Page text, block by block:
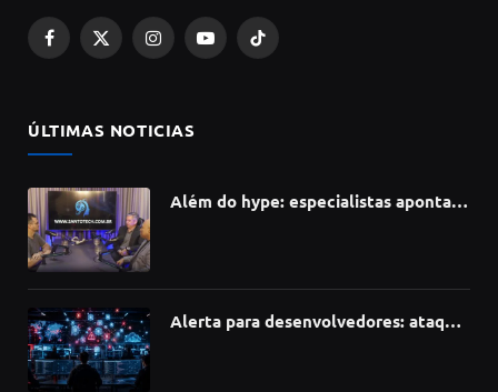
Facebook
X
InstagramYouTubeTikTok
ÚLTIMAS NOTICIAS
Além do hype: especialistas apontam
Alerta para desenvolvedores: ataque